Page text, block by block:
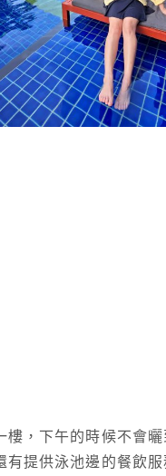
樓，下午的時候不會
有提供泳池邊的餐飲